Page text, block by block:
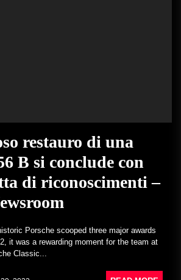
restauro di una
B si conclude con
di riconoscimenti –
Porsche scooped three major awards
it was a rewarding moment for the team at
Classic...